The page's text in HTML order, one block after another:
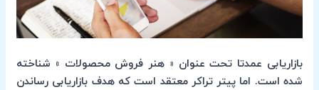
بازاریابی عمدتا تحت عنوان « هنر فروش محصولات » شناخته
شده است. اما پیتر تراکر معتقد است که هدف بازاریابی رساندن